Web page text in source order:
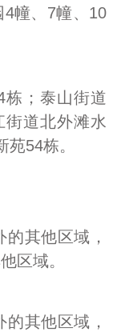
幢、7幢、10
；泰山街道
街道北外滩水
54栋。
其他区域，
区域。
其他区域，